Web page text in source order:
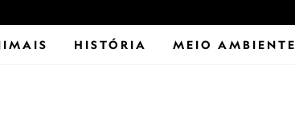
HISTÓRIA MEIO AMBIENTE